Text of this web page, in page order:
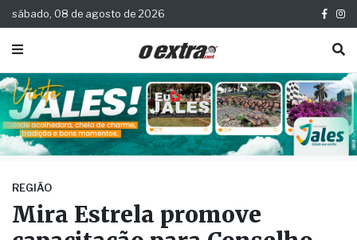
sábado, 08 de agosto de 2026
REGIÃO
Mira Estrela promove